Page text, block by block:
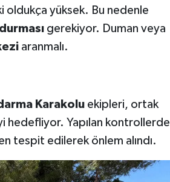
oldukça yüksek. Bu nedenle
gerekiyor. Duman veya
aranmalı.
Karakoluekipleri, ortak
hedefliyor. Yapılan kontrollerde
tespit edilerek önlem alındı.